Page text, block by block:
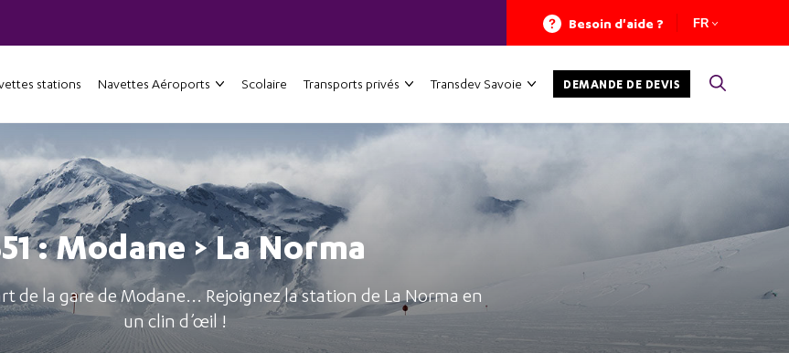
Besoin d'aide ? FR
stations Navettes Aéroports Scolaire Transports privés Transdev Savoie DEMANDE DE DEVIS
: Modane > La Norma
de la gare de Modane... Rejoignez la station de La Norma en
un clin d’œil !